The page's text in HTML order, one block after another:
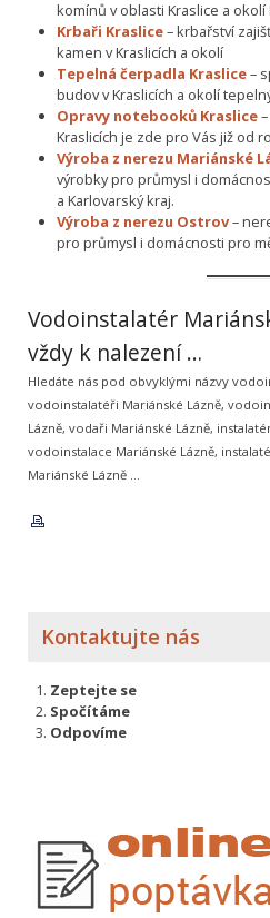
komínů v oblasti Kraslice a okolí
Krbaři Kraslice– krbařství
kamen v Kraslicích a okolí
Tepelná čerpadla Kraslice–
budov v Kraslicích a okolí
Opravy notebooků Kraslice–
Kraslicích je zde pro Vás již od
Výroba z nerezu Mariánské
výrobky pro průmysl i
a Karlovarský kraj.
Výroba z nerezu Ostrov–
pro průmysl i domácnosti pro
Vodoinstalatér
vždy k nalezení …
Hledáte nás pod obvyklými názvy
vodoinstalatéři Mariánské Lázně,
Lázně, vodaři Mariánské Lázně,
vodoinstalace Mariánské Lázně,
Mariánské Lázně …
Kontaktujte nás
Zeptejte se
Spočítáme
Odpovíme